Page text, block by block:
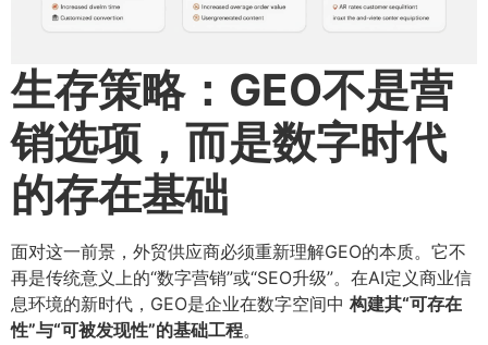
生存策略：GEO不是营
销选项，而是数字时代
的存在基础
面对这一前景，外贸供应商必须重新理解GEO的本质。它不
再是传统意义上的“数字营销”或“SEO升级”。在AI定义商业信
息环境的新时代，GEO是企业在数字空间中 构建其“可存在
性”与“可被发现性”的基础工程​。